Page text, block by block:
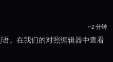
~2 分钟
。在我们的对照编辑器中查看